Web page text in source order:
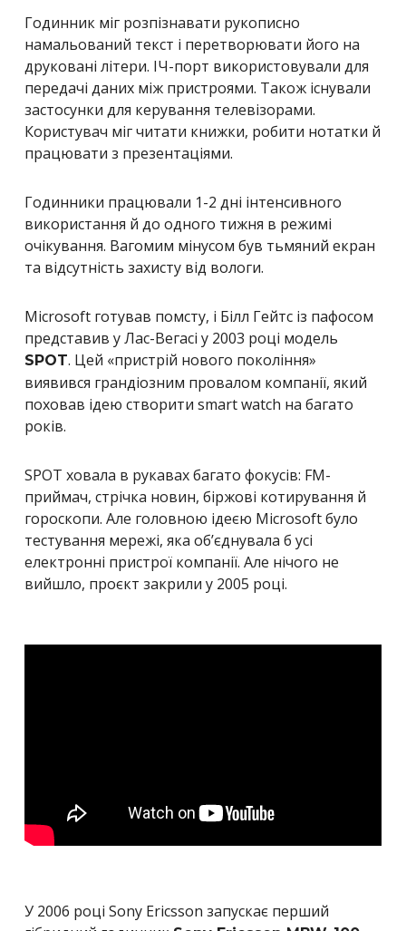
Годинник міг розпізнавати рукописно
намальований текст і перетворювати його на
друковані літери. ІЧ-порт використовували для
передачі даних між пристроями. Також існували
застосунки для керування телевізорами.
Користувач міг читати книжки, робити нотатки й
працювати з презентаціями.
Годинники працювали 1-2 дні інтенсивного
використання й до одного тижня в режимі
очікування. Вагомим мінусом був тьмяний екран
та відсутність захисту від вологи.
Microsoft готував помсту, і Білл Гейтс із пафосом
представив у Лас-Вегасі у 2003 році модель
SPOT. Цей «пристрій нового покоління»
виявився грандіозним провалом компанії, який
поховав ідею створити smart watch на багато
років.
SPOT ховала в рукавах багато фокусів: FM-
приймач, стрічка новин, біржові котирування й
гороскопи. Але головною ідеєю Microsoft було
тестування мережі, яка об’єднувала б усі
електронні пристрої компанії. Але нічого не
вийшло, проєкт закрили у 2005 році.
У 2006 році Sony Ericsson запускає перший